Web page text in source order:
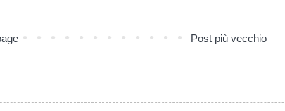
Post più vecchio